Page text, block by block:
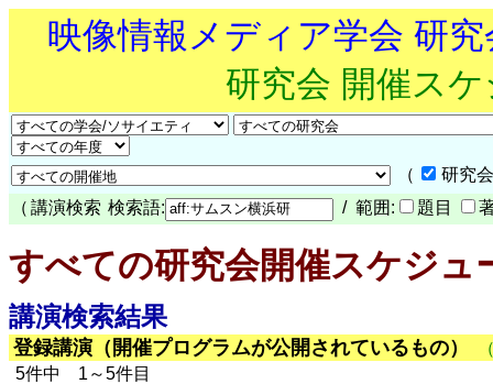
映像情報メディア学会 研
研究会 開催ス
（
研究
（ 講演検索 検索語: / 範囲: 題目
すべての研究会開催スケジュ
講演検索結果
登録講演（開催プログラムが公開されているもの）
5件中 1～5件目